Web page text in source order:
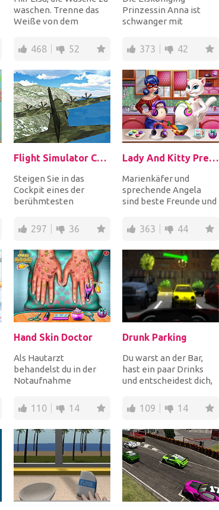
waschen. Trenne das
Weiße von dem
separat in die
Waschma...
468 52
Prinzessin Anna ist
schwanger mit
ihr das Telefon, um 911
anz...
373 42
Flight Simulator C130
Steigen Sie in das
Cockpit eines der
berühmtesten
130, und erobern Sie
den H...
297 36
Lady And Kitty Pregnant BFFs
Marienkäfer und
sprechende Angela
sind beste Freunde und
schwanger. Verbringen
Sie de...
363 44
Hand Skin Doctor
Als Hautarzt
behandelst du in der
Notaufnahme
besonders schlimmen
Handinfektionen. Be...
110 14
Drunk Parking
Du warst an der Bar,
hast ein paar Drinks
und entscheidest dich,
Hause zu fahren,...
109 14